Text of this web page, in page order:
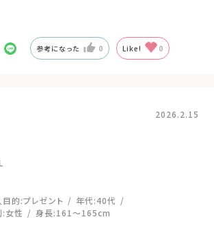
参考になった 0 Like! 0
2026.2.15
目的:プレゼント 年代:40代
:女性 身長:161～165cm